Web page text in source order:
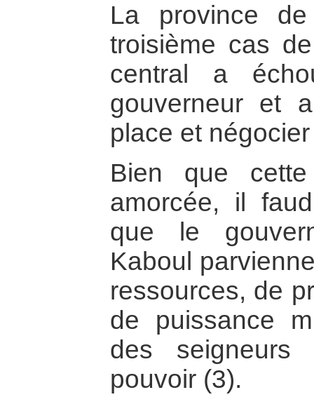
La province
troisième cas
central a
gouverneur et
place et
Bien que
amorcée, il
que le
Kaboul
ressources, de
de puissance
des
pouvoir (3).